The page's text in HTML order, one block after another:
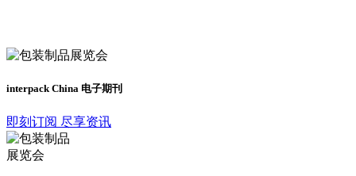
interpack China 电子期刊
即刻订阅 尽享资讯